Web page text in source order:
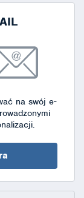
na swój e-